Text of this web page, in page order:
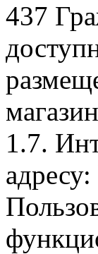
437
1.7.